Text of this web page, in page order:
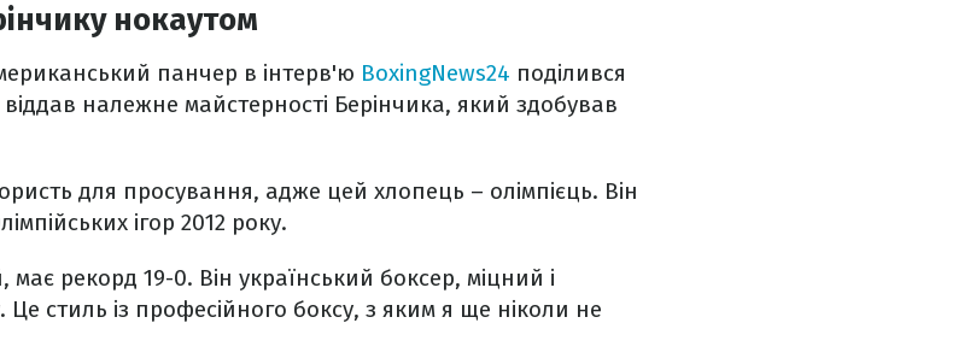
нокаутом
панчер в інтерв'ю BoxingNews24 поділився
належне майстерності Берінчика, який здобував
для просування, адже цей хлопець – олімпієць. Він
ігор 2012 року.
рекорд 19-0. Він український боксер, міцний і
стиль із професійного боксу, з яким я ще ніколи не